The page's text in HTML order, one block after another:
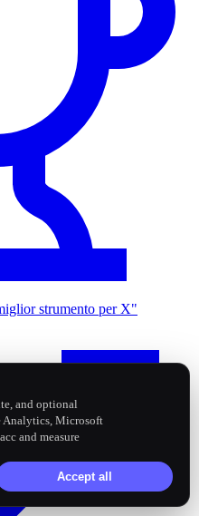
strumento per X"
and optional
Analytics, Microsoft
and measure
Accept all